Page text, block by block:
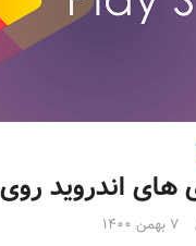
های اندروید روی
۷ بهمن ۱۴۰۰